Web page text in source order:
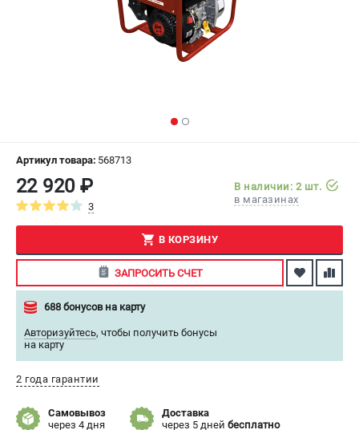
СЕРВИС
МАГАЗИНЫ
Сервисный центр
Как нас найти
ИНФОРМАЦИЯ
Юридическая информация
О бренде
Способы оплаты
Артикул товара: 568713
22 920 ₽
3
В наличии: 2 шт.
в магазинах
В КОРЗИНУ
ЗАПРОСИТЬ СЧЕТ
688 бонусов на карту
Авторизуйтесь, чтобы получить бонусы
на карту
2 года гарантии
Самовывоз
через 4 дня
Доставка
через 5 дней бесплатно